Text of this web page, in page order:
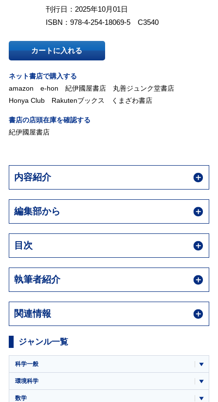
刊行日：2025年10月01日
ISBN：978-4-254-18069-5 C3540
カートに入れる
ネット書店で購入する
amazon
e-hon 紀伊國屋書店
丸善ジュンク堂書店
Honya Club
Rakutenブックス くまざわ書店
書店の店頭在庫を確認する
紀伊國屋書店
内容紹介
編集部から
目次
執筆者紹介
関連情報
ジャンル一覧
科学一般
環境科学
数学